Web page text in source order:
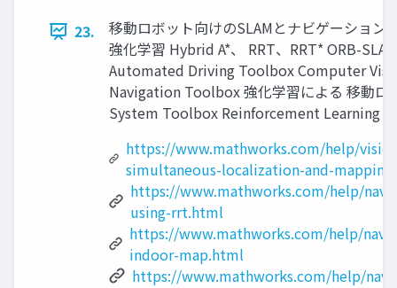
23.
移動ロボット向けのSLAMとナビゲーション
強化学習 Hybrid A*、 RRT、RRT* ORB-
Automated Driving Toolbox Computer
Navigation Toolbox 強化学習による 移動ロ
System Toolbox Reinforcement Learning
https://www.mathworks.com/help/
simultaneous-localization-and-
https://www.mathworks.com/help/
using-rrt.html
https://www.mathworks.com/help/nav/
indoor-map.html
https://www.mathworks.com/help/